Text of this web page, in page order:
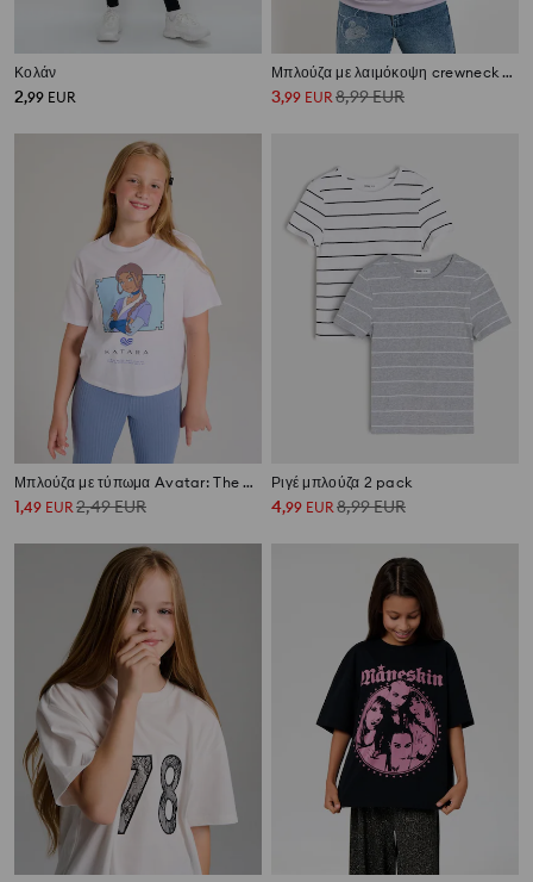
Κολάν
2,99 EUR
Μπλούζα με λαιμόκοψη crewneck Pusheen the Cat
3,99 EUR 8,99EUR
Μπλούζα με τύπωμα Avatar: The Last Airbender, Katara
1,49 EUR2,49EUR
Ριγέ μπλούζα 2 pack
4,99 EUR8,99EUR